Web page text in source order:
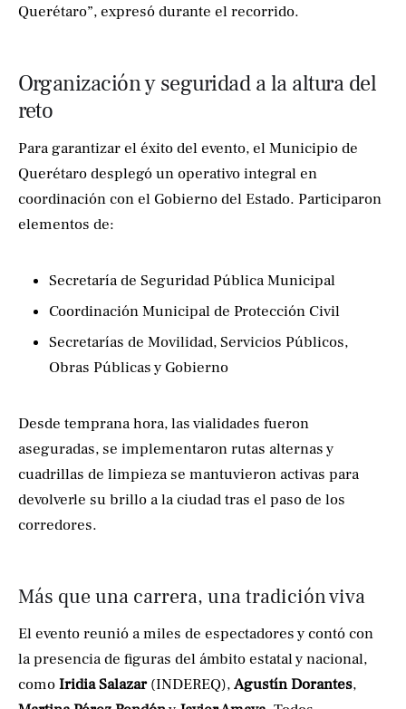
Querétaro”, expresó durante el recorrido.
Organización y seguridad a la altura del
reto
Para garantizar el éxito del evento, el Municipio de
Querétaro desplegó un operativo integral en
coordinación con el Gobierno del Estado. Participaron
elementos de:
Secretaría de Seguridad Pública Municipal
Coordinación Municipal de Protección Civil
Secretarías de Movilidad, Servicios Públicos,
Obras Públicas y Gobierno
Desde temprana hora, las vialidades fueron
aseguradas, se implementaron rutas alternas y
cuadrillas de limpieza se mantuvieron activas para
devolverle su brillo a la ciudad tras el paso de los
corredores.
Más que una carrera, una tradición viva
El evento reunió a miles de espectadores y contó con
la presencia de figuras del ámbito estatal y nacional,
comoIridia Salazar(INDEREQ),Agustín Dorantes,